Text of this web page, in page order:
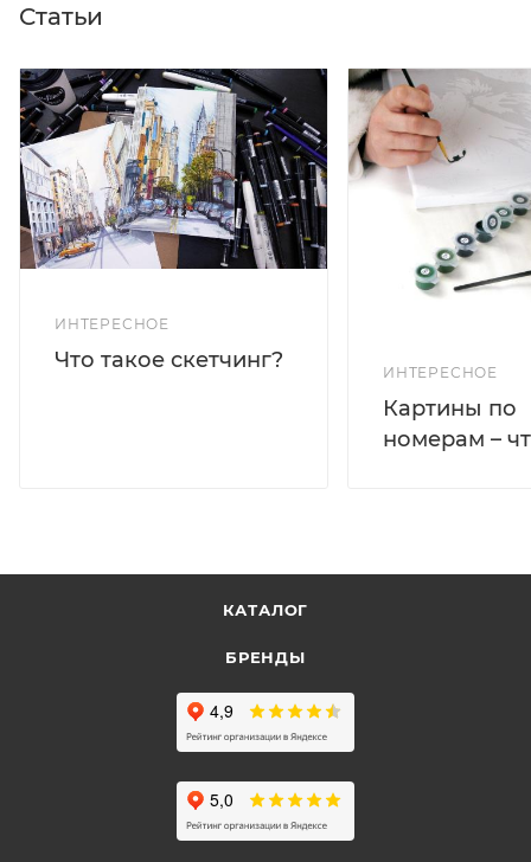
Статьи
ИНТЕРЕСНОЕ
Что такое скетчинг?
ИНТЕРЕСНОЕ
Картины по
номерам –
КАТАЛОГ
БРЕНДЫ